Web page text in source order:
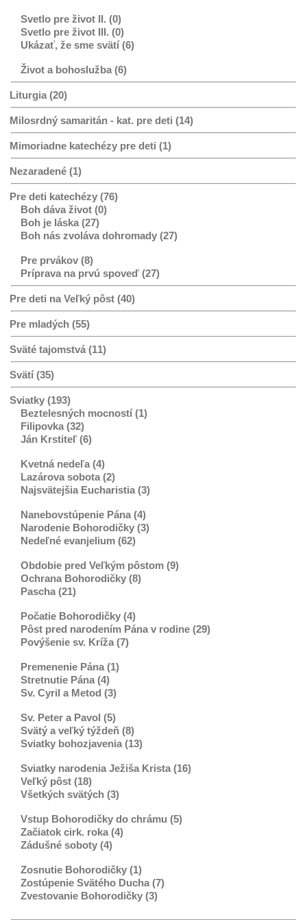
Svetlo pre život II. (0)
Svetlo pre život III. (0)
Ukázať, že sme svätí (6)
Život a bohoslužba (6)
Liturgia (20)
Milosrdný samaritán - kat. pre deti (14)
Mimoriadne katechézy pre deti (1)
Nezaradené (1)
Pre deti katechézy (76)
Boh dáva život (0)
Boh je láska (27)
Boh nás zvoláva dohromady (27)
Pre prvákov (8)
Príprava na prvú spoveď (27)
Pre deti na Veľký pôst (40)
Pre mladých (55)
Sväté tajomstvá (11)
Svätí (35)
Sviatky (193)
Beztelesných mocností (1)
Filipovka (32)
Ján Krstiteľ (6)
Kvetná nedeľa (4)
Lazárova sobota (2)
Najsvätejšia Eucharistia (3)
Nanebovstúpenie Pána (4)
Narodenie Bohorodičky (3)
Nedeľné evanjelium (62)
Obdobie pred Veľkým pôstom (9)
Ochrana Bohorodičky (8)
Pascha (21)
Počatie Bohorodičky (4)
Pôst pred narodením Pána v rodine (29)
Povýšenie sv. Kríža (7)
Premenenie Pána (1)
Stretnutie Pána (4)
Sv. Cyril a Metod (3)
Sv. Peter a Pavol (5)
Svätý a veľký týždeň (8)
Sviatky bohozjavenia (13)
Sviatky narodenia Ježiša Krista (16)
Veľký pôst (18)
Všetkých svätých (3)
Vstup Bohorodičky do chrámu (5)
Začiatok cirk. roka (4)
Zádušné soboty (4)
Zosnutie Bohorodičky (1)
Zostúpenie Svätého Ducha (7)
Zvestovanie Bohorodičky (3)